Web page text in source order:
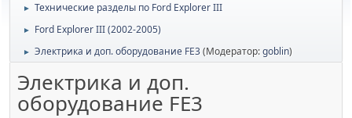
► Технические разделы по Ford Explorer III
► Ford Explorer III (2002-2005)
► Электрика и доп. оборудование FE3(Модератор:goblin)
Электрика и доп.
оборудование FE3